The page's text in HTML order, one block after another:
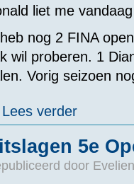
liet me
nog 2 FINA
wil proberen. 1
Vorig seizoen
Lees verderover Donald
5e
door